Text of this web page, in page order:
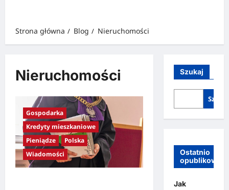
Strona główna Blog Nieruchomości
Nieruchomości
Gospodarka
Kredyty mieszkaniowe
Pieniądze
Polska
Wiadomości
Szukaj
Szukaj
Ostatnio
Jak